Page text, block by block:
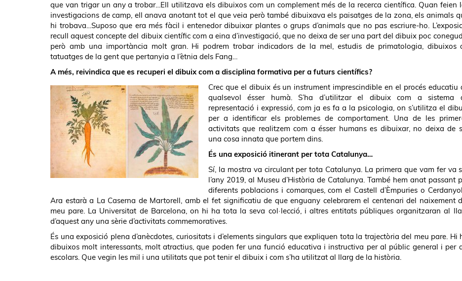
que van trigar un any a trobar…Ell utilitzava els dibuixos com un complement més de la recerca científica. Quan feien
investigacions de camp, ell anava anotant tot el que veia però també dibuixava els paisatges de la zona, els animals
hi trobava…Suposo que era més fàcil i entenedor dibuixar plantes o grups d’animals que no pas escriure-ho.
recull aquest concepte del dibuix científic com a eina d’investigació, que no deixa de ser una part del dibuix poc
però amb una importància molt gran. Hi podrem trobar indicadors de la mel, estudis de primatologia, dibuixos
tatuatges de la gent que pertanyia a l’ètnia dels Fang…
A més, reivindica que es recuperi el dibuix com a disciplina formativa per a futurs científics?
Crec que el dibuix és un instrument imprescindible en el procés educatiu
qualsevol ésser humà. S’ha d’utilitzar el dibuix com a sistema
representació i expressió, com ja es fa a la psicologia, on s’utilitza el
per a identificar els problemes de comportament. Una de les
activitats que realitzem com a ésser humans es dibuixar, no deixa de
una cosa innata que portem dins.
És una exposició itinerant per tota Catalunya…
Sí, la mostra va circulant per tota Catalunya. La primera que vam fer va
l’any 2019, al Museu d’Història de Catalunya. També hem anat passant
diferents poblacions i comarques, com el Castell d’Èmpuries o
Ara estarà a La Caserna de Martorell, amb el fet significatiu de que enguany celebrarem el centenari del naixement
meu pare. La Universitat de Barcelona, on hi ha tota la seva col·lecció, i altres entitats públiques organitzaran al
d’aquest any una sèrie d’activitats commemoratives.
És una exposició plena d’anècdotes, curiositats i d’elements singulars que expliquen tota la trajectòria del meu pare. Hi
dibuixos molt interessants, molt atractius, que poden fer una funció educativa i instructiva per al públic general i per
escolars. Que vegin les mil i una utilitats que pot tenir el dibuix i com s’ha utilitzat al llarg de la història.